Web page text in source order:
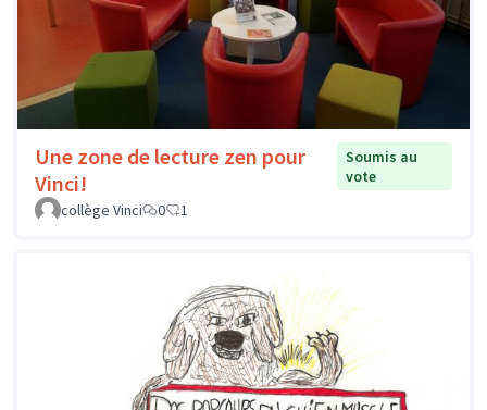
Une zone de lecture zen pour
Vinci!
Soumis au
vote
collège Vinci
0 1